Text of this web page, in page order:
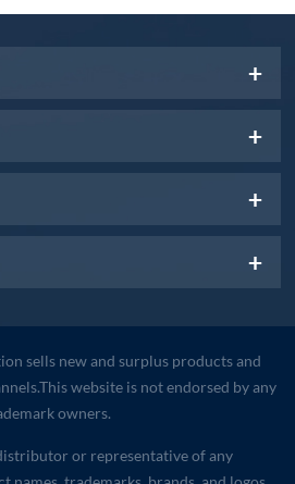
sells new and surplus products and
website is not endorsed by any
owners.
or representative of any